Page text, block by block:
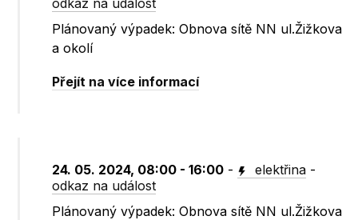
odkaz na událost
Plánovaný výpadek: Obnova sítě NN ul.Žižkova
a okolí
Přejít na více informací
24. 05. 2024, 08:00 - 16:00 - elektřina -
odkaz na událost
Plánovaný výpadek: Obnova sítě NN ul.Žižkova